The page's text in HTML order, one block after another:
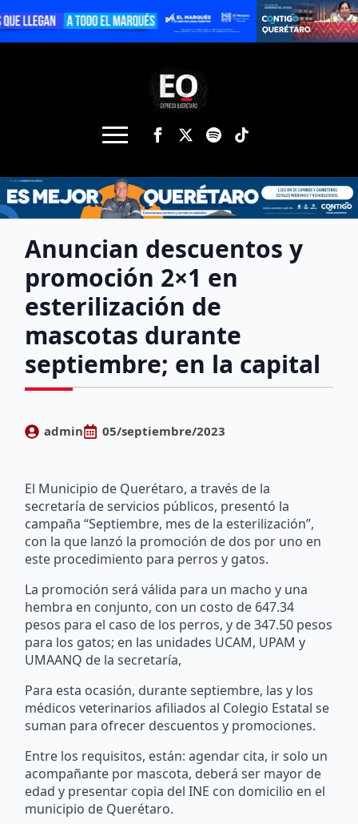
Anuncian descuentos y
promoción 2×1 en
esterilización de
mascotas durante
septiembre; en la capital
admin 05/septiembre/2023
El Municipio de Querétaro, a través de la
secretaría de servicios públicos, presentó la
campaña “Septiembre, mes de la esterilización”,
con la que lanzó la promoción de dos por uno en
este procedimiento para perros y gatos.
La promoción será válida para un macho y una
hembra en conjunto, con un costo de 647.34
pesos para el caso de los perros, y de 347.50 pesos
para los gatos; en las unidades UCAM, UPAM y
UMAANQ de la secretaría,
Para esta ocasión, durante septiembre, las y los
médicos veterinarios afiliados al Colegio Estatal se
suman para ofrecer descuentos y promociones.
Entre los requisitos, están: agendar cita, ir solo un
acompañante por mascota, deberá ser mayor de
edad y presentar copia del INE con domicilio en el
municipio de Querétaro.